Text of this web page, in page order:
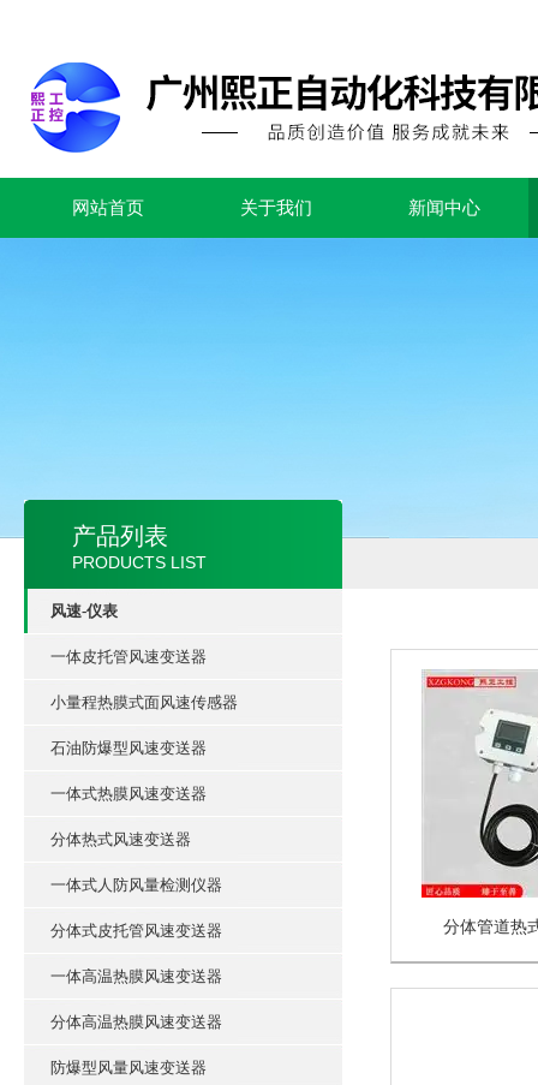
网站首页 关于我们 新闻中心
产品列表
PRODUCTS LIST
风速-仪表
一体皮托管风速变送器
小量程热膜式面风速传感器
石油防爆型风速变送器
一体式热膜风速变送器
分体热式风速变送器
一体式人防风量检测仪器
分体式皮托管风速变送器
一体高温热膜风速变送器
分体高温热膜风速变送器
防爆型风量风速变送器
分体管道热